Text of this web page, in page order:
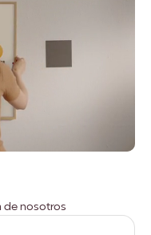
de nosotros